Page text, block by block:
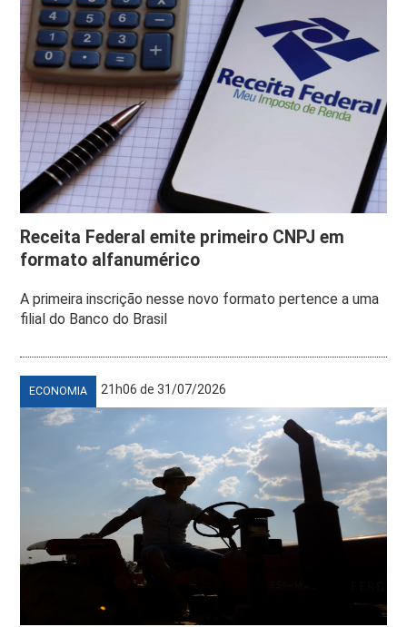
Receita Federal emite primeiro CNPJ em
formato alfanumérico
A primeira inscrição nesse novo formato pertence a uma
filial do Banco do Brasil
ECONOMIA 21h06 de 31/07/2026